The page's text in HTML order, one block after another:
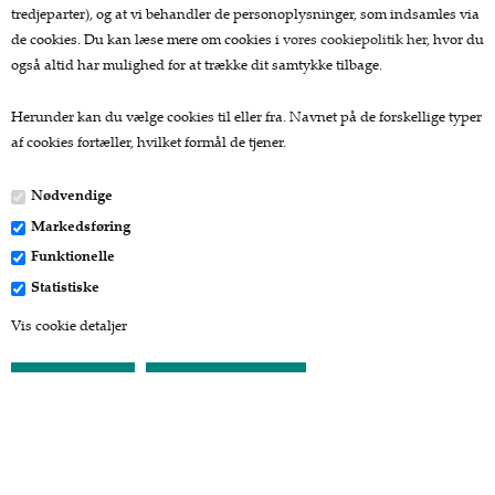
tredjeparter), og at vi behandler de personoplysninger, som indsamles via
de cookies. Du kan læse mere om cookies i vores cookiepolitik her, hvor du
også altid har mulighed for at trække dit samtykke tilbage.
Herunder kan du vælge cookies til eller fra. Navnet på de forskellige typer
af cookies fortæller, hvilket formål de tjener.
Nødvendige
Markedsføring
Funktionelle
Statistiske
Vis cookie detaljer
Kurv
Bestil
Tilbud
Profil
Vilkår
Fragtpriser
Kontakt